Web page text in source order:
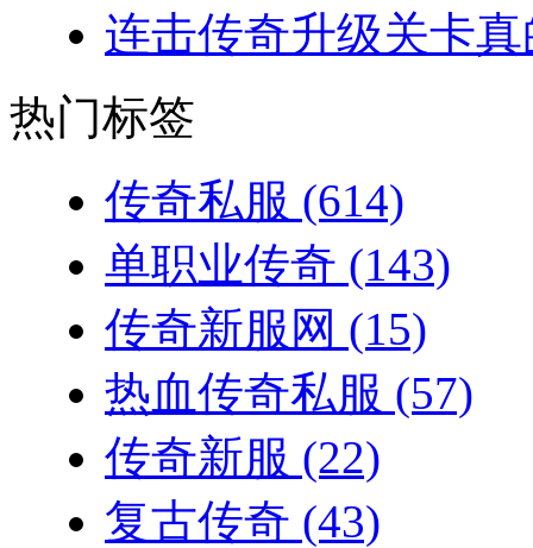
连击传奇升级关卡
热门标签
传奇私服 (614)
单职业传奇 (143)
传奇新服网 (15)
热血传奇私服 (57)
传奇新服 (22)
复古传奇 (43)